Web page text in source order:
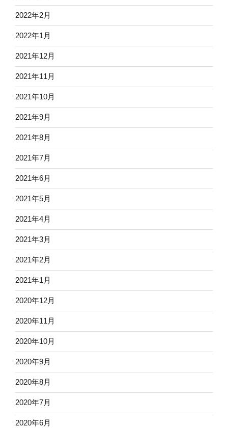
2022年2月
2022年1月
2021年12月
2021年11月
2021年10月
2021年9月
2021年8月
2021年7月
2021年6月
2021年5月
2021年4月
2021年3月
2021年2月
2021年1月
2020年12月
2020年11月
2020年10月
2020年9月
2020年8月
2020年7月
2020年6月